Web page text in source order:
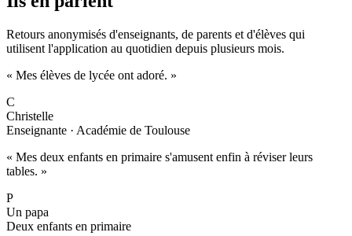
Retours anonymisés d'enseignants, de parents et d'élèves qui
utilisent l'application au quotidien depuis plusieurs mois.
« Mes élèves de lycée ont adoré. »
C
Christelle
Enseignante · Académie de Toulouse
« Mes deux enfants en primaire s'amusent enfin à réviser leurs
tables. »
P
Un papa
Deux enfants en primaire